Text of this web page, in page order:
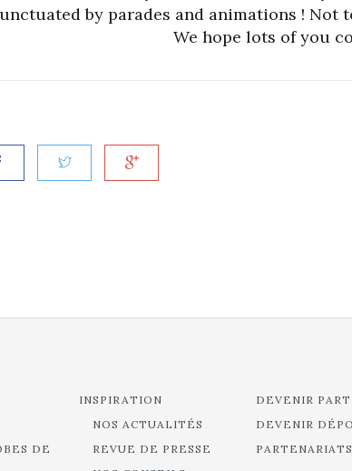
by parades and animations !
We hope lots of you
DE
INSPIRATION
NOS ACTUALITÉS
REVUE DE PRESSE
DEVENIR
DEVENIR
PARTENARIATS